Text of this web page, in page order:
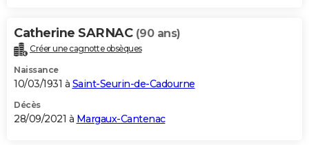
Catherine SARNAC (90 ans)
Créer une cagnotte obsèques
Naissance
10/03/1931 à Saint-Seurin-de-Cadourne
Décès
28/09/2021 à Margaux-Cantenac